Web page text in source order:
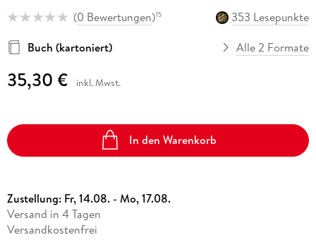
(0 Bewertungen)15
353 Lesepunkte
Buch (kartoniert)
Alle 2 Formate
35,30 € inkl. Mwst.
In den Warenkorb
Zustellung: Fr, 14.08. - Mo, 17.08.
Versand in 4 Tagen
Versandkostenfrei